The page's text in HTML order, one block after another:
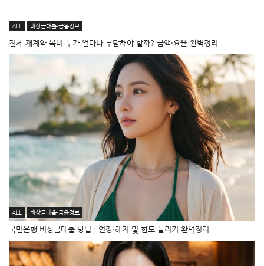
ALL 비상금대출·금융정보
전세 재계약 복비 누가 얼마나 부담해야 할까? 금액·요율 완벽정리
ALL 비상금대출·금융정보
국민은행 비상금대출 방법│연장·해지 및 한도 늘리기 완벽정리